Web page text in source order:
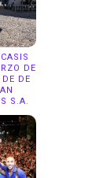
DE
DE
S.A.